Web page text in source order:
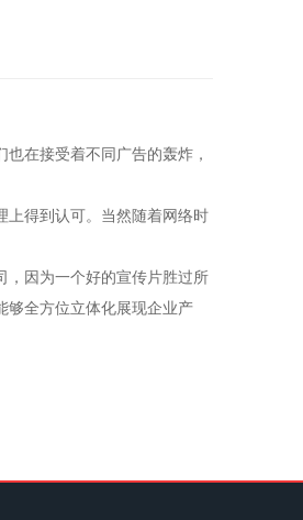
在接受着不同广告的轰炸，
得到认可。当然随着网络时
因为一个好的宣传片胜过所
够全方位立体化展现企业产